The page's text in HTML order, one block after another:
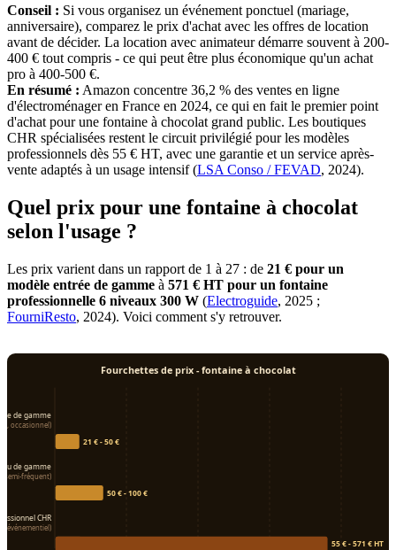
Conseil : Si vous organisez un événement ponctuel (mariage,
anniversaire), comparez le prix d'achat avec les offres de location
avant de décider. La location avec animateur démarre souvent à 200-
400 € tout compris - ce qui peut être plus économique qu'un achat
pro à 400-500 €.
En résumé : Amazon concentre 36,2 % des ventes en ligne
d'électroménager en France en 2024, ce qui en fait le premier point
d'achat pour une fontaine à chocolat grand public. Les boutiques
CHR spécialisées restent le circuit privilégié pour les modèles
professionnels dès 55 € HT, avec une garantie et un service après-
vente adaptés à un usage intensif (LSA Conso / FEVAD, 2024).
Quel prix pour une fontaine à chocolat
selon l'usage ?
Les prix varient dans un rapport de 1 à 27 : de 21 € pour un
modèle entrée de gamme à 571 € HT pour un fontaine
professionnelle 6 niveaux 300 W (Electroguide, 2025 ;
FourniResto, 2024). Voici comment s'y retrouver.
Fourchettes de prix - fontaine à chocolat
de gamme
occasionnel)
21 € - 50 €
de gamme
semi-fréquent)
50 € - 100 €
CHR
événementiel)
55 € - 571 € HT